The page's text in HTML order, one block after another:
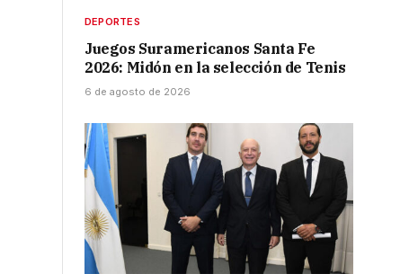
DEPORTES
Juegos Suramericanos Santa Fe
2026: Midón en la selección de Tenis
6 de agosto de 2026